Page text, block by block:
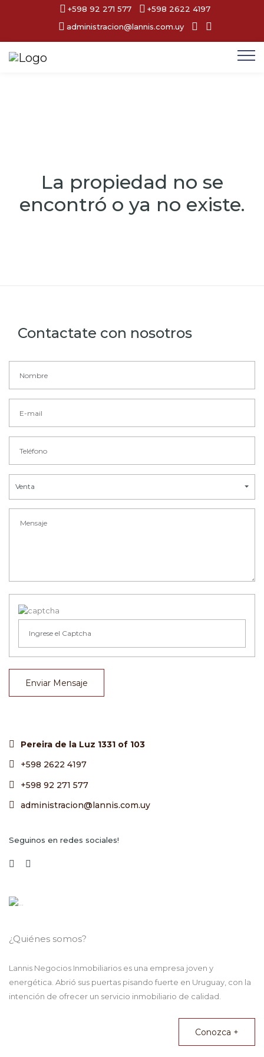
+598 92 271 577
+598 2622 4197
administracion@lannis.com.uy
La propiedad no se
encontró o ya no existe.
Contactate con nosotros
Venta
Enviar Mensaje
Pereira de la Luz 1331 of 103
+598 2622 4197
+598 92 271 577
administracion@lannis.com.uy
Seguinos en redes sociales!
¿Quiénes somos?
Lannis Negocios Inmobiliarios es una empresa joven y
energética. Abrió sus puertas pisando fuerte en Uruguay, con la
intención de ofrecer un servicio inmobiliario de calidad.
Conozca +